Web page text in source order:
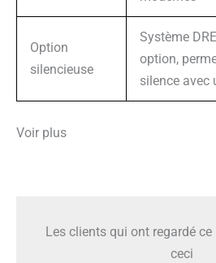
Option
silencieuse
Système
option,
silence avec
Voir plus
Les clients qui ont regardé
ceci